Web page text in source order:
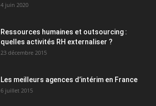
4 juin 2020
Ressources humaines et outsourcing :
quelles activités RH externaliser ?
23 décembre 2015
Les meilleurs agences d’intérim en France
6 juillet 2015